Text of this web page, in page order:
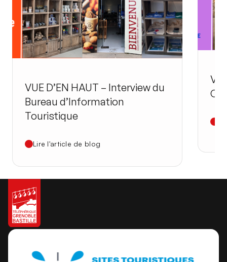
VUE D’EN HAUT – Interview du
Bureau d’Information
Touristique
Lire l'article de blog